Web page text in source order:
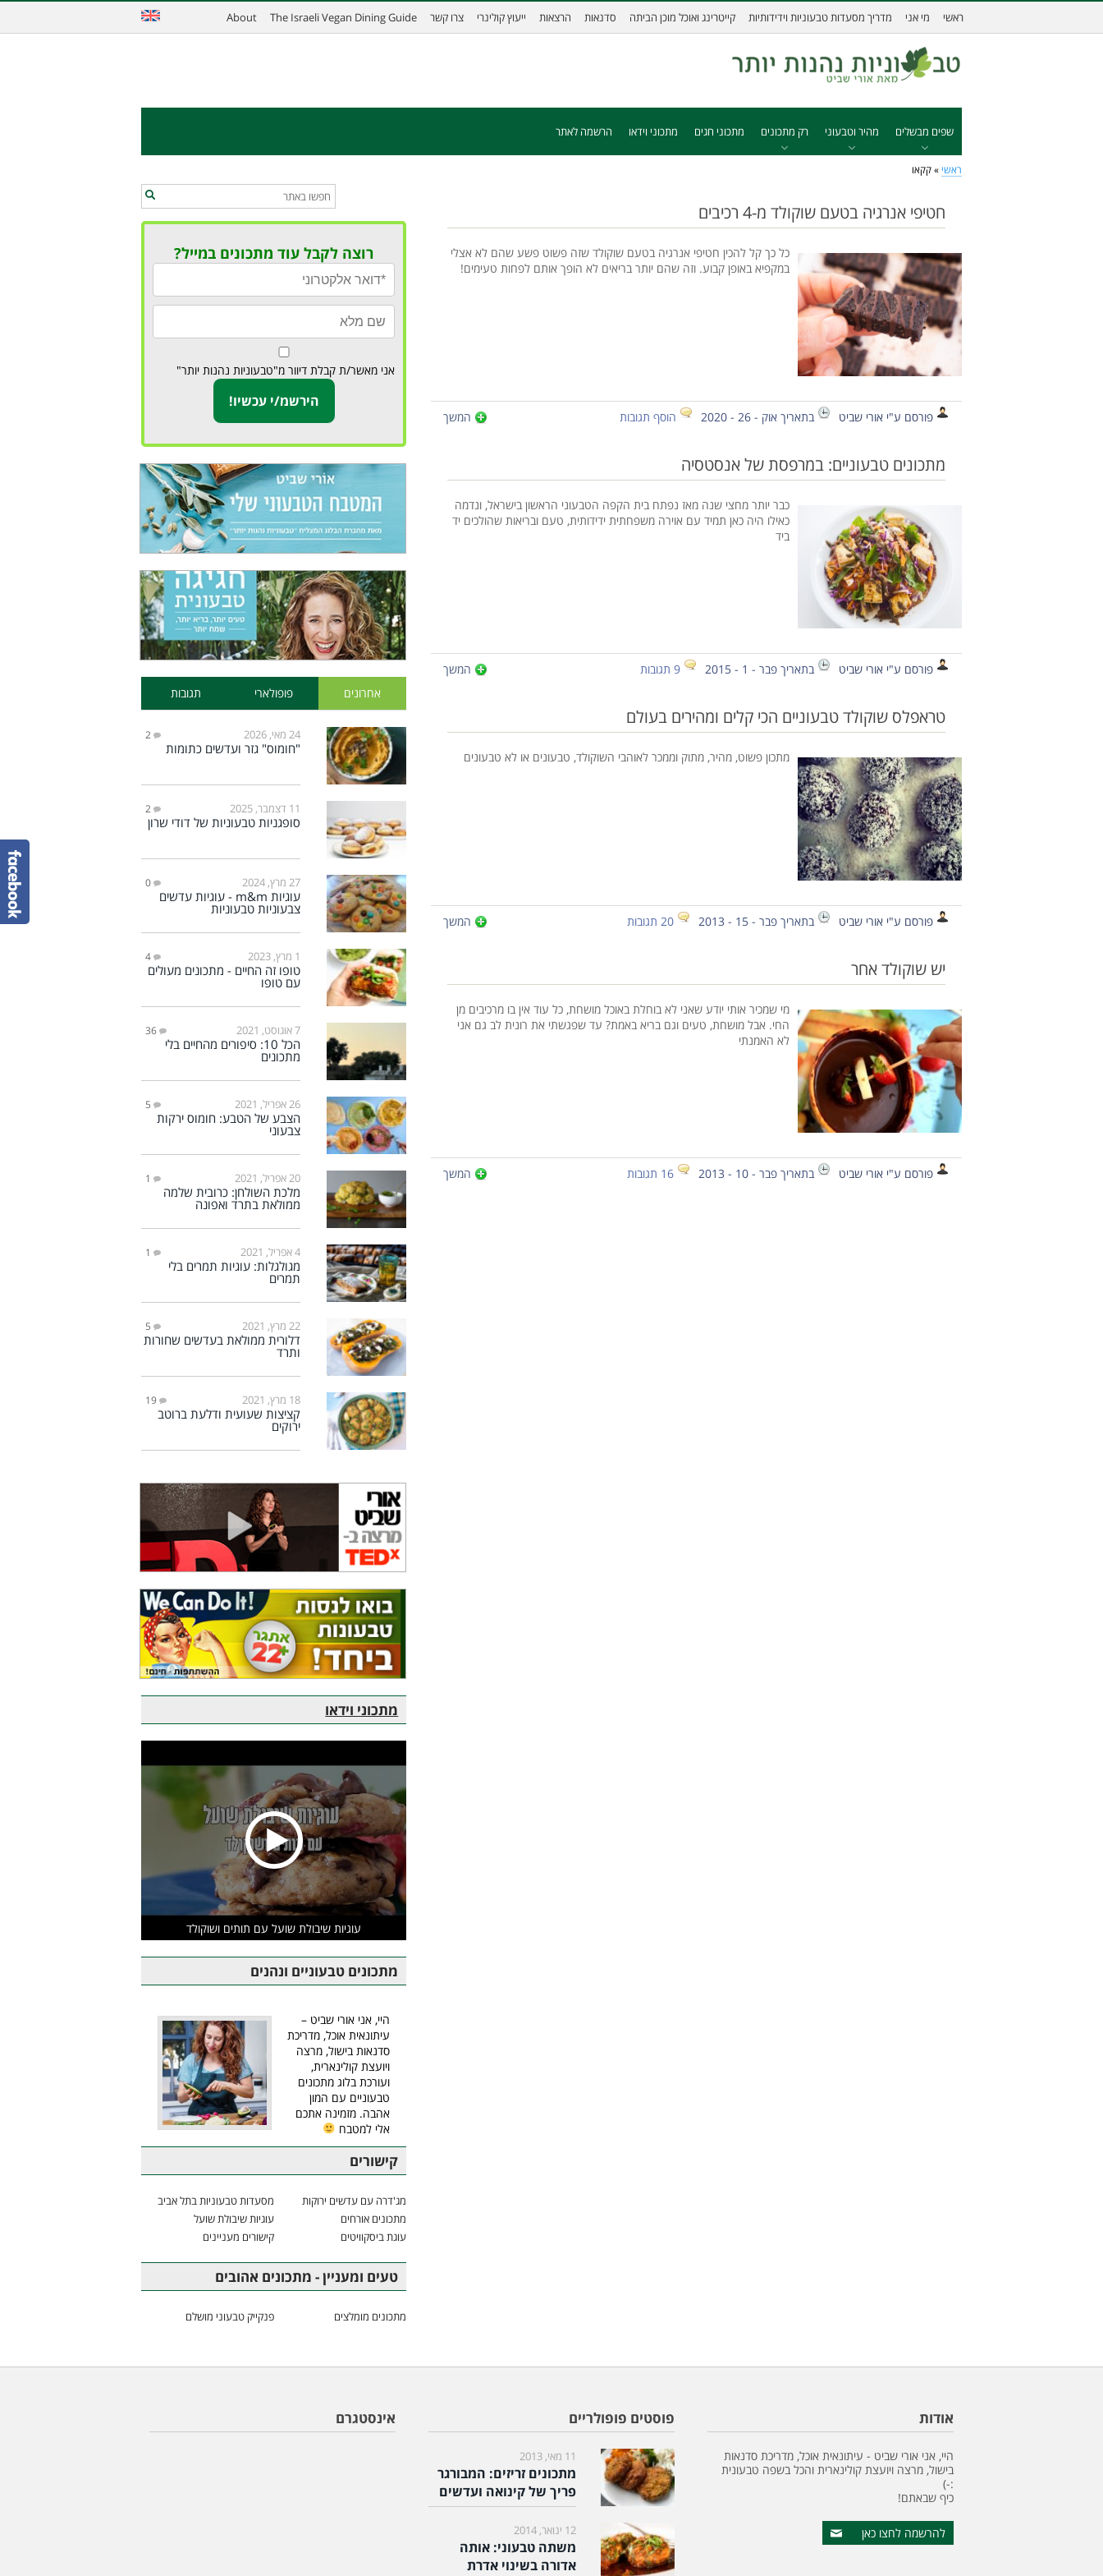
ראשי מי אני מדריך מסעדות טבעוניות וידידותיות קייטרינג ואוכל מוכן הביתה סדנאות הרצאות ייעוץ קולינרי צרו קשר The Israeli Vegan Dining Guide
About
שפים מבשלים מהיר וטבעוני רק מתכונים מתכוני חגים מתכוני וידאו הרשמה לאתר
ראשי » קקאו
חטיפי אנרגיה בטעם שוקולד מ-4 רכיבים
כל כך קל להכין חטיפי אנרגיה בטעם שוקולד שזה פשוט פשע שהם לא אצלי
במקפיא באופן קבוע. וזה שהם יותר בריאים לא הופך אותם לפחות טעימים!
פורסם ע"י אורי שביט בתאריך אוק - 26 - 2020 הוסף תגובות המשך
מתכונים טבעוניים: במרפסת של אנסטסיה
כבר יותר מחצי שנה מאז נפתח בית הקפה הטבעוני הראשון בישראל, ונדמה
כאילו היה כאן תמיד עם אוירה משפחתית ידידותית, טעם ובריאות שהולכים יד
ביד
פורסם ע"י אורי שביט בתאריך פבר - 1 - 2015 9 תגובות המשך
טראפלס שוקולד טבעוניים הכי קלים ומהירים בעולם
מתכון פשוט, מהיר, מתוק וממכר לאוהבי השוקולד, טבעונים או לא טבעונים
פורסם ע"י אורי שביט בתאריך פבר - 15 - 2013 20 תגובות המשך
יש שוקולד אחר
מי שמכיר אותי יודע שאני לא בוחלת באוכל מושחת, כל עוד אין בו מרכיבים מן
החי. אבל מושחת, טעים וגם בריא באמת? עד שפגשתי את רונית לב גם אני
לא האמנתי
פורסם ע"י אורי שביט בתאריך פבר - 10 - 2013 16 תגובות המשך
רוצה לקבל עוד מתכונים במייל?
אני מאשר/ת קבלת דיוור מ"טבעוניות נהנות יותר"
אחרונים פופולארי תגובות
24 מאי, 2026 2
"חומוס" גזר ועדשים כתומות
11 דצמבר, 2025 2
סופגניות טבעוניות של דודי שרון
27 מרץ, 2024 0
עוגיות m&m - עוגיות עדשים
צבעוניות טבעוניות
1 מרץ, 2023 4
טופו זה החיים - מתכונים מעולים
עם טופו
7 אוגוסט, 2021 36
הכל 10: סיפורים מהחיים בלי
מתכונים
26 אפריל, 2021 5
הצבע של הטבע: חומוס ירקות
צבעוני
20 אפריל, 2021 1
מלכת השולחן: כרובית שלמה
ממולאת בתרד ואפונה
4 אפריל, 2021 1
מגולגלות: עוגיות תמרים בלי
תמרים
22 מרץ, 2021 5
דלורית ממולאת בעדשים שחורות
ותרד
18 מרץ, 2021 19
קציצות שעועית ודלעת ברוטב
ירוקים
מתכוני וידאו
עוגיות שיבולת שועל עם תותים ושוקולד
מתכונים טבעוניים ונהנים
היי, אני אורי שביט –
עיתונאית אוכל, מדריכת
סדנאות בישול, מרצה
ויועצת קולינארית,
ועורכת בלוג מתכונים
טבעוניים עם המון
אהבה. מזמינה אתכם
אלי למטבח
קישורים
מג'דרה עם עדשים ירוקות
מסעדות טבעוניות בתל אביב
מתכונים אורחים
עוגיות שיבולת שועל
עוגת ביסקוויטים
קישורים מעניינים
טעים ומעניין - מתכונים אהובים
מתכונים מומלצים פנקייק טבעוני מושלם
אודות
היי, אני אורי שביט - עיתונאית אוכל, מדריכת סדנאות
בישול, מרצה ויועצת קולינארית והכל בשפה טבעונית
:-)
כיף שבאתם!
להרשמה לחצו כאן
פוסטים פופולריים
11 מאי, 2013
מתכונים זריזים: המבורגר
פריך של קינואה ועדשים
12 ינואר, 2014
משתה טבעוני: אותה
אדורה בשינוי אדרת
אינסטגרם